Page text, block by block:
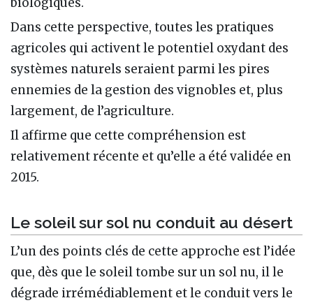
Dans cette perspective, toutes les pratiques
agricoles qui activent le potentiel oxydant des
systèmes naturels seraient parmi les pires
ennemies de la gestion des vignobles et, plus
largement, de l’agriculture.
Il affirme que cette compréhension est
relativement récente et qu’elle a été validée en
2015.
Le soleil sur sol nu conduit au désert
L’un des points clés de cette approche est l’idée
que, dès que le soleil tombe sur un sol nu, il le
dégrade irrémédiablement et le conduit vers le